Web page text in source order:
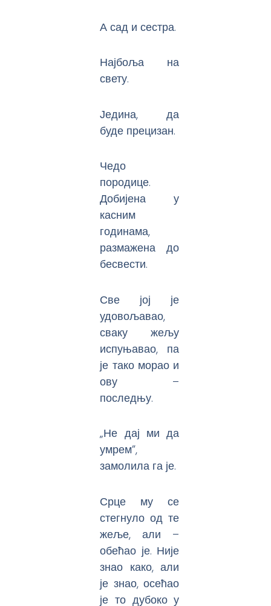
А сад и сестра.
Најбоља на
свету.
Једина, да
буде прецизан.
Чедо
породице.
Добијена у
касним
годинама,
размажена до
бесвести.
Све јој је
удовољавао,
сваку жељу
испуњавао, па
је тако морао и
ову –
последњу.
„Не дај ми да
умрем”,
замолила га је.
Срце му се
стегнуло од те
жеље, али –
обећао је. Није
знао како, али
је знао, осећао
је то дубоко у